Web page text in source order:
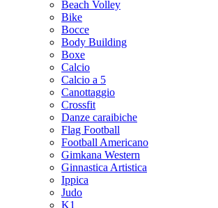
Beach Volley
Bike
Bocce
Body Building
Boxe
Calcio
Calcio a 5
Canottaggio
Crossfit
Danze caraibiche
Flag Football
Football Americano
Gimkana Western
Ginnastica Artistica
Ippica
Judo
K1